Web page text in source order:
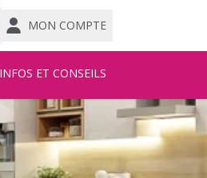
MON COMPTE
INFOS ET CONSEILS